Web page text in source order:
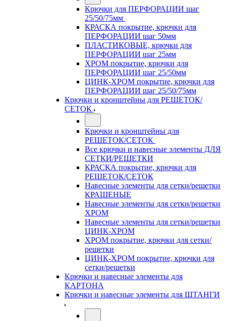
Крючки для ПЕРФОРАЦИИ шаг
25/50/75мм
КРАСКА покрытие, крючки для
ПЕРФОРАЦИИ шаг 50мм
ПЛАСТИКОВЫЕ, крючки для
ПЕРФОРАЦИИ шаг 25мм
ХРОМ покрытие, крючки для
ПЕРФОРАЦИИ шаг 25/50мм
ЦИНК-ХРОМ покрытие, крючки для
ПЕРФОРАЦИИ шаг 25/50/75мм
Крючки и кронштейны для РЕШЕТОК/
СЕТОК
Крючки и кронштейны для
РЕШЕТОК/СЕТОК
Все крючки и навесные элементы ДЛЯ
СЕТКИ/РЕШЕТКИ
КРАСКА покрытие, крючки для
РЕШЕТОК/СЕТОК
Навесные элементы для сетки/решетки
КРАШЕНЫЕ
Навесные элементы для сетки/решетки
ХРОМ
Навесные элементы для сетки/решетки
ЦИНК-ХРОМ
ХРОМ покрытие, крючки для сетки/
решетки
ЦИНК-ХРОМ покрытие, крючки для
сетки/решетки
Крючки и навесные элементы для
КАРТОНА
Крючки и навесные элементы для ШТАНГИ